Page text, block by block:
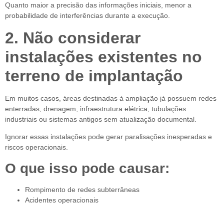
Quanto maior a precisão das informações iniciais, menor a
probabilidade de interferências durante a execução.
2. Não considerar
instalações existentes no
terreno de implantação
Em muitos casos, áreas destinadas à ampliação já possuem redes
enterradas, drenagem, infraestrutura elétrica, tubulações
industriais ou sistemas antigos sem atualização documental.
Ignorar essas instalações pode gerar paralisações inesperadas e
riscos operacionais.
O que isso pode causar:
Rompimento de redes subterrâneas
Acidentes operacionais